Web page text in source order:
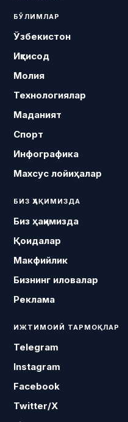
БЎЛИМЛАР
Ўзбекистон
Иқтисод
Молия
Технологиялар
Маданият
Спорт
Инфографика
Махсус лойиҳалар
БИЗ ҲАҚИМИЗДА
Биз ҳақимизда
Қоидалар
Макфийлик
Бизнинг иловалар
Реклама
ИЖТИМОИЙ ТАРМОҚЛАР
Telegram
Instagram
Facebook
Twitter/X